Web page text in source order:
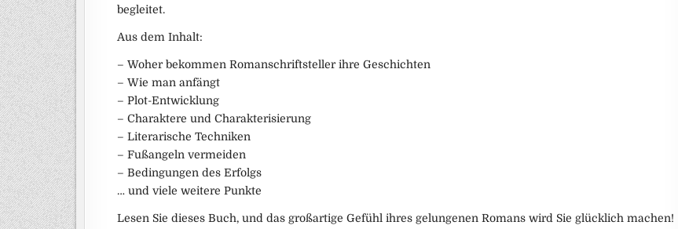
begleitet.
Aus dem Inhalt:
– Woher bekommen Romanschriftsteller ihre Geschichten
– Wie man anfängt
– Plot-Entwicklung
– Charaktere und Charakterisierung
– Literarische Techniken
– Fußangeln vermeiden
– Bedingungen des Erfolgs
… und viele weitere Punkte
Lesen Sie dieses Buch, und das großartige Gefühl ihres gelungenen Romans wird Sie glücklich machen!